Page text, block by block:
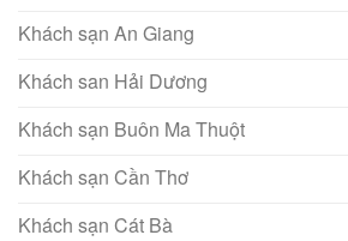
Khách sạn An Giang
Khách san Hải Dương
Khách sạn Buôn Ma Thuột
Khách sạn Cần Thơ
Khách sạn Cát Bà